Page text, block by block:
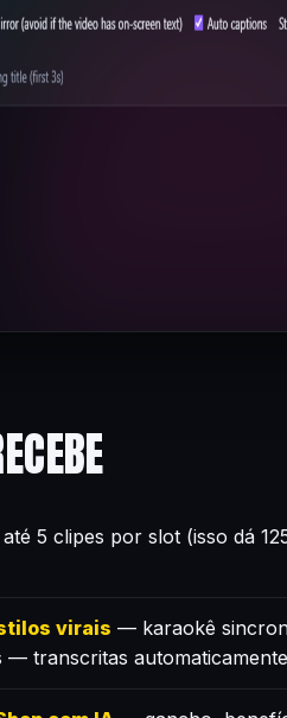
5 clipes por slot (isso dá
virais — karaokê
transcritas